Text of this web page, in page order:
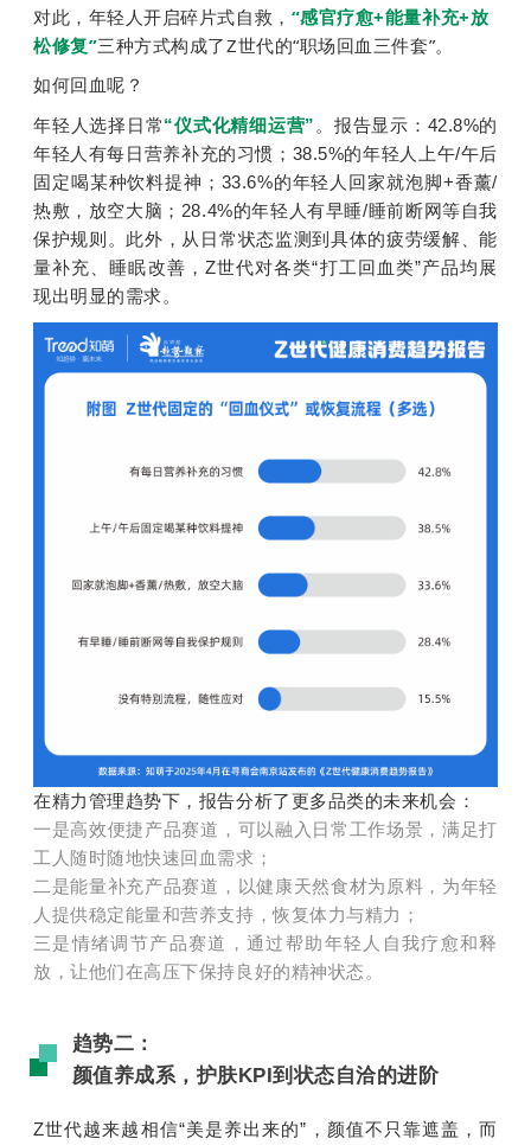
对此，年轻人开启碎片式自救， “感官疗愈+能量补充+放
松修复”三种方式构成了Z世代的“职场回血三件套”。
如何回血呢？
年轻人选择日常“仪式化精细运营” 。报告显示：42.8%的
年轻人有每日营养补充的习惯；38.5%的年轻人上午/午后
固定喝某种饮料提神；33.6%的年轻人回家就泡脚+香薰/
热敷，放空大脑；28.4%的年轻人有早睡/睡前断网等自我
保护规则。此外，从日常状态监测到具体的疲劳缓解、能
量补充、睡眠改善，Z世代对各类“打工回血类”产品均展
现出明显的需求。
在精力管理趋势下，报告分析了更多品类的未来机会：
一是高效便捷产品赛道，可以融入日常工作场景，满足打
工人随时随地快速回血需求；
二是能量补充产品赛道，以健康天然食材为原料，为年轻
人提供稳定能量和营养支持，恢复体力与精力；
三是情绪调节产品赛道，通过帮助年轻人自我疗愈和释
放，让他们在高压下保持良好的精神状态。
趋势二：
颜值养成系，护肤KPI到状态自洽的进阶
Z世代越来越相信“美是养出来的”，颜值不只靠遮盖，而